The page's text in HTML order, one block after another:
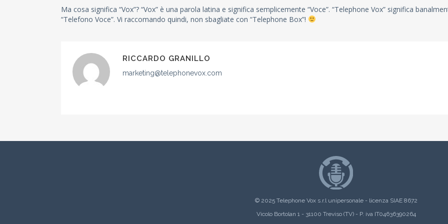
Ma cosa significa “Vox”? “Vox” è una parola latina e significa semplicemente “Voce”. “Telephone Vox” significa
“Telefono Voce”. Vi raccomando quindi, non sbagliate con “Telephone Box”!
RICCARDO GRANILLO
marketing@telephonevox.com
© 2025 Telephone Vox s.r.l unipersonale - licenza SIAE 8672
Vicolo Bortolan 1 - 31100 Treviso (TV) - P. iva IT04636390264